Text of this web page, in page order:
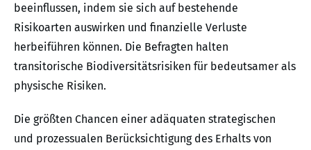
beeinflussen, indem sie sich auf bestehende
Risikoarten auswirken und finanzielle Verluste
herbeiführen können. Die Befragten halten
transitorische Biodiversitätsrisiken für bedeutsamer als
physische Risiken.
Die größten Chancen einer adäquaten strategischen
und prozessualen Berücksichtigung des Erhalts von